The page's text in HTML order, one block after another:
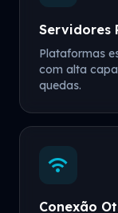
Servidores
Plataformas
com alta
quedas.
wifi
Conexão